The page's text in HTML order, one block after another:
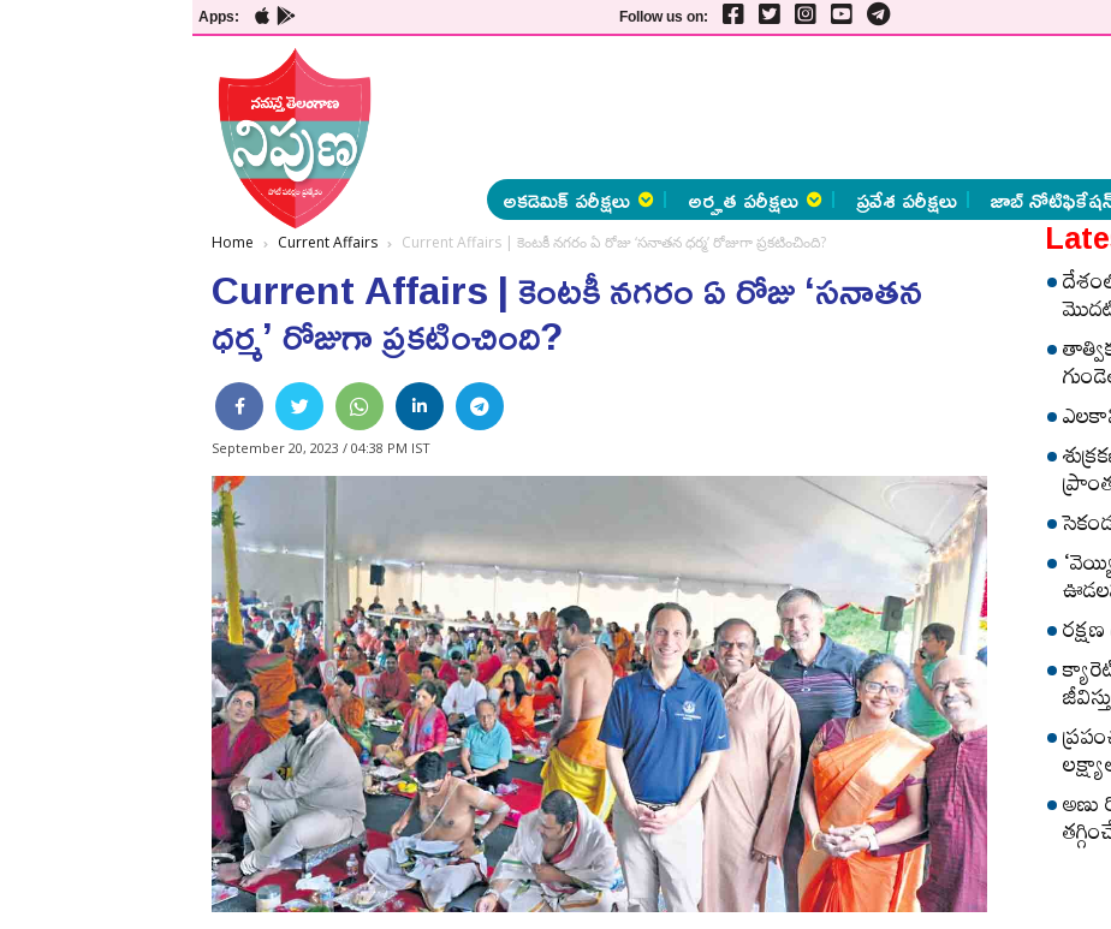
Apps: Follow us on:
అకడెమిక్ పరీక్షలు అర్హత పరీక్షలు ప్రవేశ పరీక్షలు జాబ్
Home Current Affairs Current Affairs | కెంటకీ నగరం ఏ రోజు ‘సనాతన ధర్మ’ రోజుగా ప్రకటించింది?
Current Affairs | కెంటకీ నగరం ఏ రోజు ‘సనాతన
ధర్మ’ రోజుగా ప్రకటించింది?
September 20, 2023 / 04:38 PM IST
అణు